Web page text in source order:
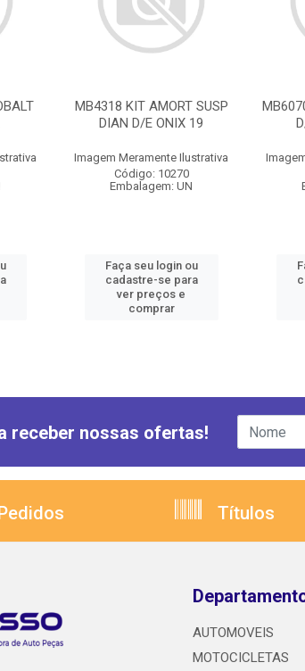
MB4318 KIT AMORT SUSP
DIAN D/E ONIX 19
Imagem Meramente Ilustrativa
Código: 10270
Embalagem: UN
Faça seu login ou
cadastre-se para
ver preços e
comprar
receber nossas ofertas!
Títulos
AUTOMOVEIS
MOTOCICLETAS